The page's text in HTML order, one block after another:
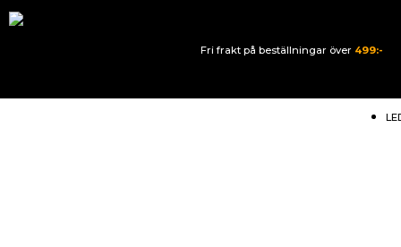
Fri frakt på beställningar över 499:-